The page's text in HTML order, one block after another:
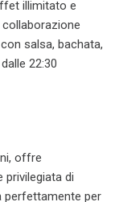
illimitato e
salsa, bachata,
22:30
offre
privilegiata di
perfettamente per